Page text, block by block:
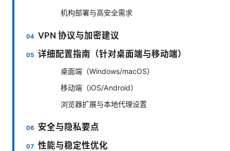
机构部署与高安全需求
VPN 协议与加密建议
详细配置指南（针对桌面端与移动端）
桌面端（Windows/macOS）
移动端（iOS/Android）
浏览器扩展与本地代理设置
安全与隐私要点
性能与稳定性优化